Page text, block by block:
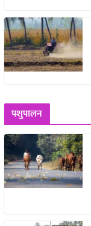
पशुपालन